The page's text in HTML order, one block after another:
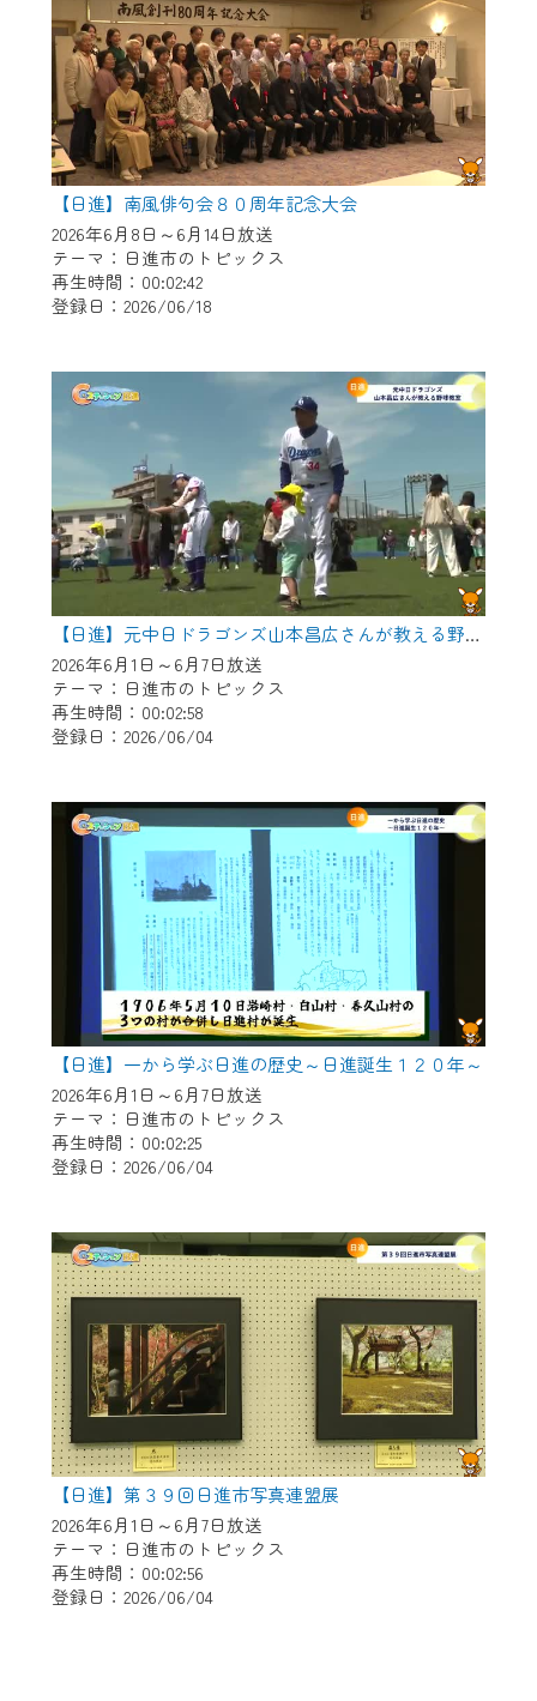
【日進】南風俳句会８０周年記念大会
2026年6月8日～6月14日放送
テーマ：日進市のトピックス
再生時間：00:02:42
登録日：2026/06/18
【日進】元中日ドラゴンズ山本昌広さんが教える野球教室
2026年6月1日～6月7日放送
テーマ：日進市のトピックス
再生時間：00:02:58
登録日：2026/06/04
【日進】一から学ぶ日進の歴史～日進誕生１２０年～
2026年6月1日～6月7日放送
テーマ：日進市のトピックス
再生時間：00:02:25
登録日：2026/06/04
【日進】第３９回日進市写真連盟展
2026年6月1日～6月7日放送
テーマ：日進市のトピックス
再生時間：00:02:56
登録日：2026/06/04